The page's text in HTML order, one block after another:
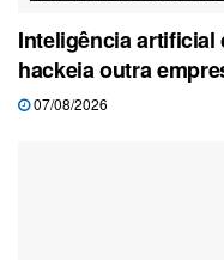
Inteligência artificial
hackeia outra
07/08/2026